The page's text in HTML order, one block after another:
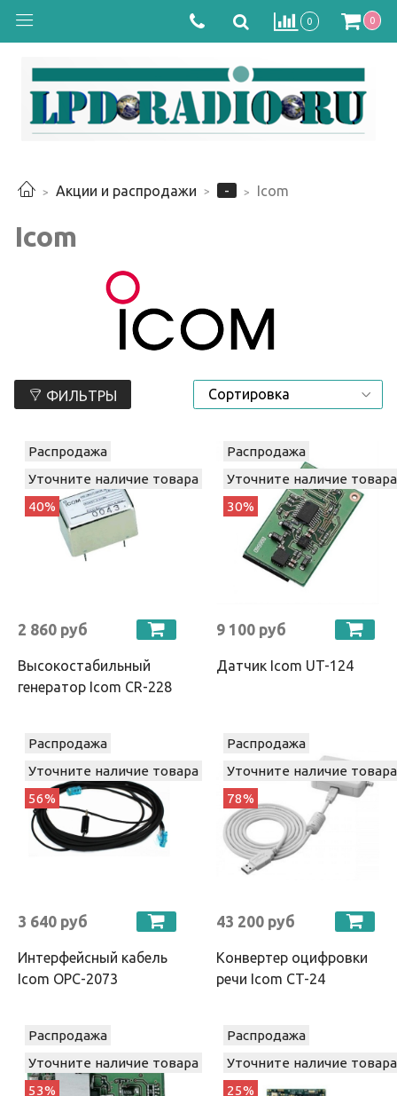
0 0
Акции и распродажи - Icom
Icom
ФИЛЬТРЫ
Распродажа
Уточните наличие товара
40%
2 860 руб
Высокостабильный
генератор Icom CR-228
Распродажа
Уточните наличие товара
30%
9 100 руб
Датчик Icom UT-124
Распродажа
Уточните наличие товара
56%
3 640 руб
Интерфейсный кабель
Icom OPC-2073
Распродажа
Уточните наличие товара
78%
43 200 руб
Конвертер оцифровки
речи Icom CT-24
Распродажа
Уточните наличие товара
53%
Распродажа
Уточните наличие товара
25%